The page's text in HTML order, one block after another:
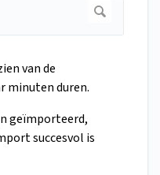
van de
minuten duren.
geïmporteerd,
succesvol is